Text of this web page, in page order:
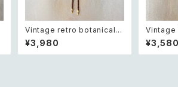
Vintage retro botanical s
ailing ship intaglio loop t
ie レトロ ヴィンテージ アクセ
サリー 帆船 デザイン 裏彫り
¥3,980
d beads
ヴィンテ
¥3,580